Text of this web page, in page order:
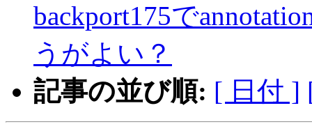
backport175で
うがよい？
記事の並び順: [ 日付 ]